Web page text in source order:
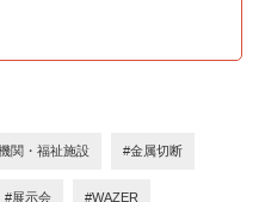
関・福祉施設 #金属切断
#展示会 #WAZER